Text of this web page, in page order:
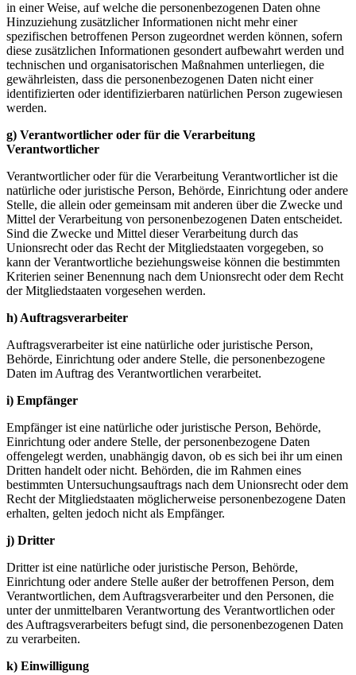
in einer Weise, auf welche die personenbezogenen Daten ohne
Hinzuziehung zusätzlicher Informationen nicht mehr einer
spezifischen betroffenen Person zugeordnet werden können, sofern
diese zusätzlichen Informationen gesondert aufbewahrt werden und
technischen und organisatorischen Maßnahmen unterliegen, die
gewährleisten, dass die personenbezogenen Daten nicht einer
identifizierten oder identifizierbaren natürlichen Person zugewiesen
werden.
g) Verantwortlicher oder für die Verarbeitung
Verantwortlicher
Verantwortlicher oder für die Verarbeitung Verantwortlicher ist die
natürliche oder juristische Person, Behörde, Einrichtung oder andere
Stelle, die allein oder gemeinsam mit anderen über die Zwecke und
Mittel der Verarbeitung von personenbezogenen Daten entscheidet.
Sind die Zwecke und Mittel dieser Verarbeitung durch das
Unionsrecht oder das Recht der Mitgliedstaaten vorgegeben, so
kann der Verantwortliche beziehungsweise können die bestimmten
Kriterien seiner Benennung nach dem Unionsrecht oder dem Recht
der Mitgliedstaaten vorgesehen werden.
h) Auftragsverarbeiter
Auftragsverarbeiter ist eine natürliche oder juristische Person,
Behörde, Einrichtung oder andere Stelle, die personenbezogene
Daten im Auftrag des Verantwortlichen verarbeitet.
i) Empfänger
Empfänger ist eine natürliche oder juristische Person, Behörde,
Einrichtung oder andere Stelle, der personenbezogene Daten
offengelegt werden, unabhängig davon, ob es sich bei ihr um einen
Dritten handelt oder nicht. Behörden, die im Rahmen eines
bestimmten Untersuchungsauftrags nach dem Unionsrecht oder dem
Recht der Mitgliedstaaten möglicherweise personenbezogene Daten
erhalten, gelten jedoch nicht als Empfänger.
j) Dritter
Dritter ist eine natürliche oder juristische Person, Behörde,
Einrichtung oder andere Stelle außer der betroffenen Person, dem
Verantwortlichen, dem Auftragsverarbeiter und den Personen, die
unter der unmittelbaren Verantwortung des Verantwortlichen oder
des Auftragsverarbeiters befugt sind, die personenbezogenen Daten
zu verarbeiten.
k) Einwilligung